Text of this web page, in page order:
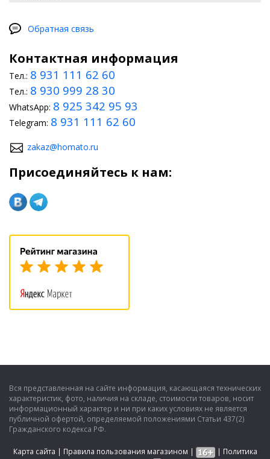
Обратная связь
Контактная информация
Тел.: 8 931 111 62 60
Тел.: 8 930 999 28 30
WhatsApp: 8 925 342 95 93
Telegram: 8 931 111 62 60
zakaz@homato.ru
Присоединяйтесь к нам:
Вся представленная на сайте информация, касающаяся технических
характеристик, фото, наличия на складе, стоимости товаров, носит
информационный характер и ни при каких условиях не является
публичной офертой, определяемой положениями Статьи 437(2)
Гражданского кодекса РФ.
Карта сайта | Правила пользования магазином | | Политика